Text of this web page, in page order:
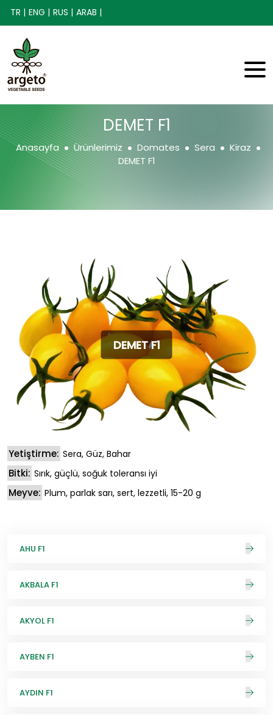
TR | ENG | RUS | ARAB |
DEMET F1
Anasayfa Ürünlerimiz Domates Sera
Kiraz
DEMET F1
DEMET F1
Yetiştirme: Sera, Güz, Bahar
Bitki: Sırık, güçlü, soğuk toleransı iyi
Meyve: Plum, parlak sarı, sert, lezzetli, 15-20 g
AHU F1
AKBALA F1
AKYOL F1
AYBEN F1
AYDIN F1